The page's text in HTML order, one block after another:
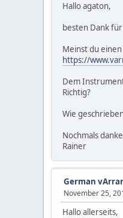
Hallo agaton,
besten Dank
Meinst du
https://
Dem
Richtig?
Wie
Nochmals
Rainer
German
November 25,
Hallo allerseits,